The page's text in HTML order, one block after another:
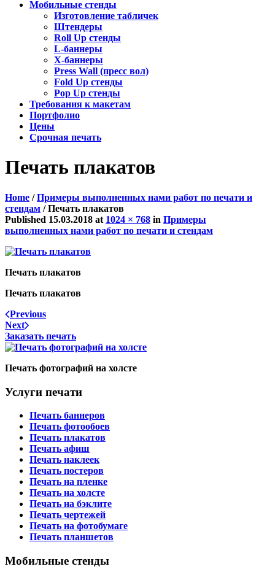
Мобильные стенды
Изготовление табличек
Штендеры
Roll Up стенды
L-баннеры
X-баннеры
Press Wall (пресс вол)
Fold Up стенды
Pop Up стенды
Требования к макетам
Портфолио
Цены
Срочная печать
Печать плакатов
Home /Примеры выполненных нами работ по печати и
стендам /Печать плакатов
Published 15.03.2018 at 1024 × 768 in Примеры
выполненных нами работ по печати и стендам
Печать плакатов
Печать плакатов
Previous
Next
Заказать печать
Печать фотографий на холсте
Услуги печати
Печать баннеров
Печать фотообоев
Печать плакатов
Печать афиш
Печать наклеек
Печать постеров
Печать на пленке
Печать на холсте
Печать на бэклите
Печать чертежей
Печать на фотобумаге
Печать планшетов
Мобильные стенды